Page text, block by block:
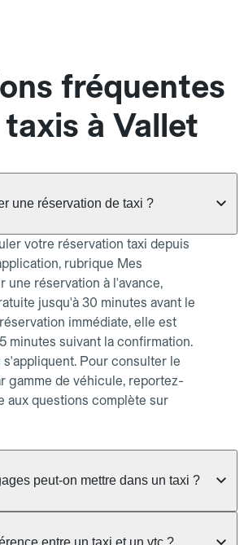
fréquentes
à Vallet
une réservation de taxi ?
votre réservation taxi depuis
rubrique Mes
une réservation à l'avance,
jusqu'à 30 minutes avant le
immédiate, elle est
minutes suivant la confirmation.
Pour consulter le
gamme de véhicule, reportez-
aux questions complète sur
peut-on mettre dans un taxi ?
en général jusqu'à 3 bagages
entre un taxi et un vtc ?